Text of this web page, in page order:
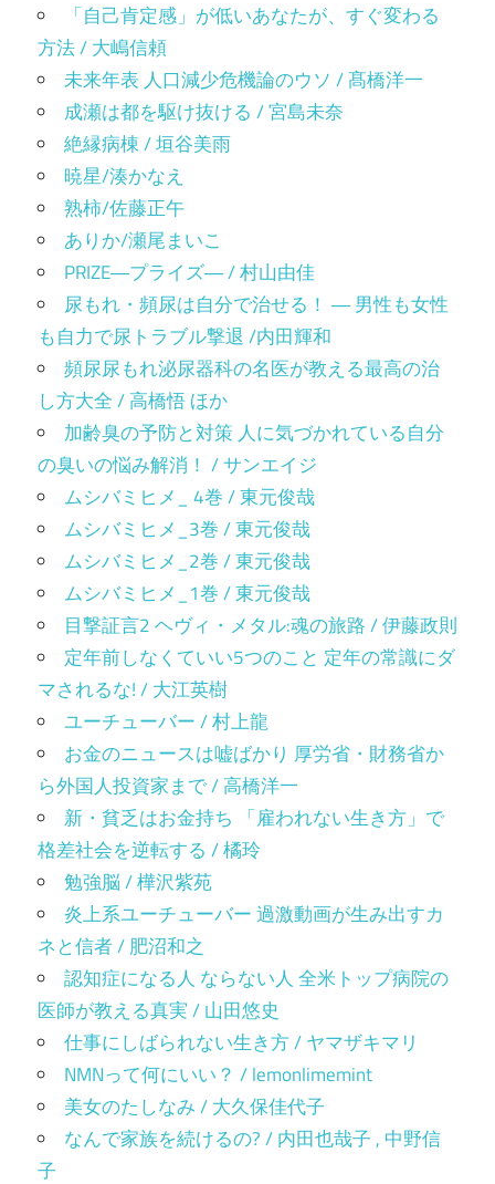
「自己肯定感」が低いあなたが、すぐ変わる
方法 / 大嶋信頼
未来年表 人口減少危機論のウソ / 髙橋洋一
成瀬は都を駆け抜ける / 宮島未奈
絶縁病棟 / 垣谷美雨
暁星/湊かなえ
熟柿/佐藤正午
ありか/瀬尾まいこ
PRIZE―プライズ― / 村山由佳
尿もれ・頻尿は自分で治せる！ ― 男性も女性
も自力で尿トラブル撃退 /内田輝和
頻尿尿もれ泌尿器科の名医が教える最高の治
し方大全 / 高橋悟 ほか
加齢臭の予防と対策 人に気づかれている自分
の臭いの悩み解消！ / サンエイジ
ムシバミヒメ_ 4巻 / 東元俊哉
ムシバミヒメ_3巻 / 東元俊哉
ムシバミヒメ_2巻 / 東元俊哉
ムシバミヒメ_1巻 / 東元俊哉
目撃証言2 ヘヴィ・メタル:魂の旅路 / 伊藤政則
定年前しなくていい5つのこと 定年の常識にダ
マされるな! / 大江英樹
ユーチューバー / 村上龍
お金のニュースは嘘ばかり 厚労省・財務省か
ら外国人投資家まで / 高橋洋一
新・貧乏はお金持ち 「雇われない生き方」で
格差社会を逆転する / 橘玲
勉強脳 / 樺沢紫苑
炎上系ユーチューバー 過激動画が生み出すカ
ネと信者 / 肥沼和之
認知症になる人 ならない人 全米トップ病院の
医師が教える真実 / 山田悠史
仕事にしばられない生き方 / ヤマザキマリ
NMNって何にいい？ / lemonlimemint
美女のたしなみ / 大久保佳代子
なんで家族を続けるの? / 内田也哉子 , 中野信
子